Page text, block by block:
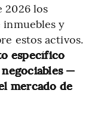
2026 los
y
estos activos.
específico
—
mercado de